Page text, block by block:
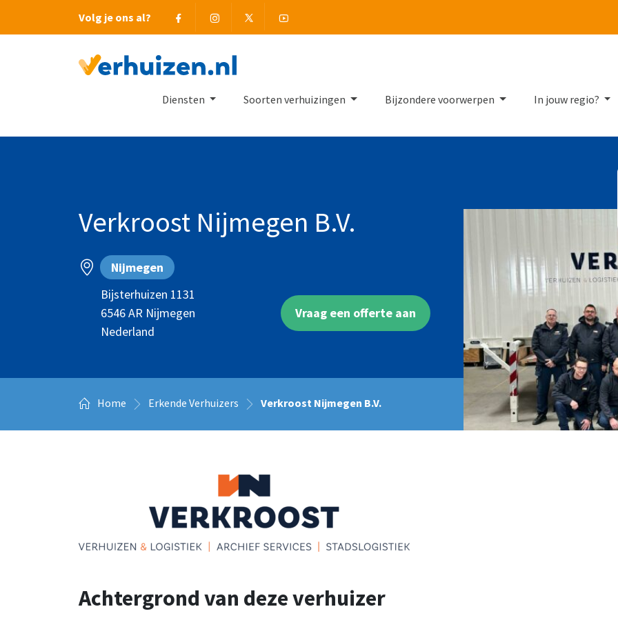
Volg je ons al? Facebook InstagramTwitter
Diensten Soorten verhuizingen Bijzondere voorwerpen In jouw regio?
Verkroost Nijmegen B.V.
Nijmegen
Bijsterhuizen 1131
6546 AR Nijmegen
Nederland
Vraag een offerte aan
Home Erkende Verhuizers Verkroost Nijmegen B.V.
Achtergrond van deze verhuizer